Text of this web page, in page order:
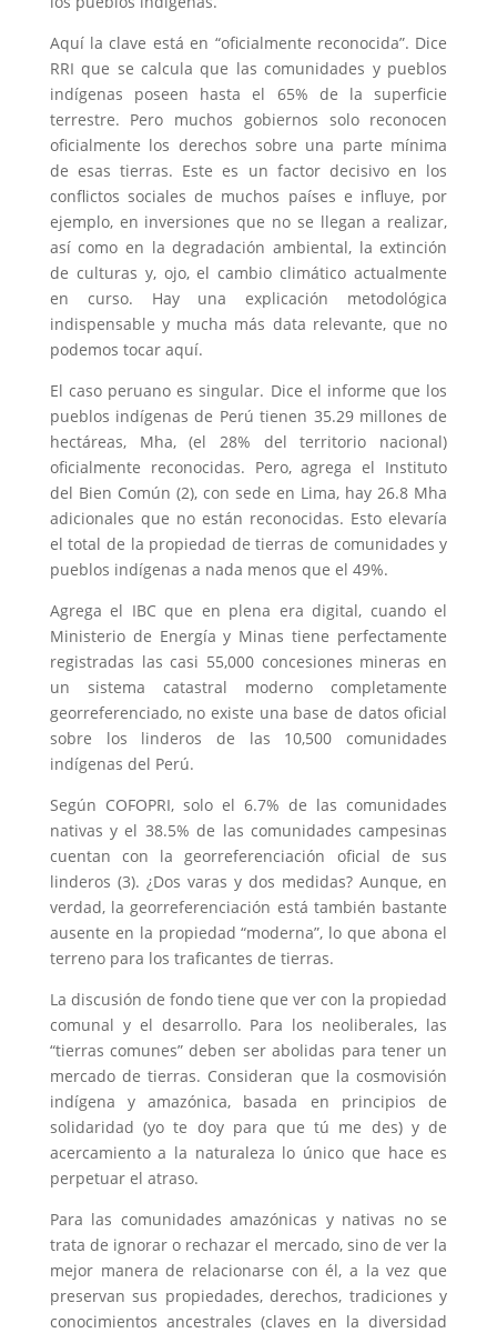
Aquí la clave está en “oficialmente reconocida”. Dice
RRI que se calcula que las comunidades y pueblos
indígenas poseen hasta el 65% de la superficie
terrestre. Pero muchos gobiernos solo reconocen
oficialmente los derechos sobre una parte mínima
de esas tierras. Este es un factor decisivo en los
conflictos sociales de muchos países e influye, por
ejemplo, en inversiones que no se llegan a realizar,
así como en la degradación ambiental, la extinción
de culturas y, ojo, el cambio climático actualmente
en curso. Hay una explicación metodológica
indispensable y mucha más data relevante, que no
podemos tocar aquí.
El caso peruano es singular. Dice el informe que los
pueblos indígenas de Perú tienen 35.29 millones de
hectáreas, Mha, (el 28% del territorio nacional)
oficialmente reconocidas. Pero, agrega el Instituto
del Bien Común (2), con sede en Lima, hay 26.8 Mha
adicionales que no están reconocidas. Esto elevaría
el total de la propiedad de tierras de comunidades y
pueblos indígenas a nada menos que el 49%.
Agrega el IBC que en plena era digital, cuando el
Ministerio de Energía y Minas tiene perfectamente
registradas las casi 55,000 concesiones mineras en
un sistema catastral moderno completamente
georreferenciado, no existe una base de datos oficial
sobre los linderos de las 10,500 comunidades
indígenas del Perú.
Según COFOPRI, solo el 6.7% de las comunidades
nativas y el 38.5% de las comunidades campesinas
cuentan con la georreferenciación oficial de sus
linderos (3). ¿Dos varas y dos medidas? Aunque, en
verdad, la georreferenciación está también bastante
ausente en la propiedad “moderna”, lo que abona el
terreno para los traficantes de tierras.
La discusión de fondo tiene que ver con la propiedad
comunal y el desarrollo. Para los neoliberales, las
“tierras comunes” deben ser abolidas para tener un
mercado de tierras. Consideran que la cosmovisión
indígena y amazónica, basada en principios de
solidaridad (yo te doy para que tú me des) y de
acercamiento a la naturaleza lo único que hace es
perpetuar el atraso.
Para las comunidades amazónicas y nativas no se
trata de ignorar o rechazar el mercado, sino de ver la
mejor manera de relacionarse con él, a la vez que
preservan sus propiedades, derechos, tradiciones y
conocimientos ancestrales (claves en la diversidad